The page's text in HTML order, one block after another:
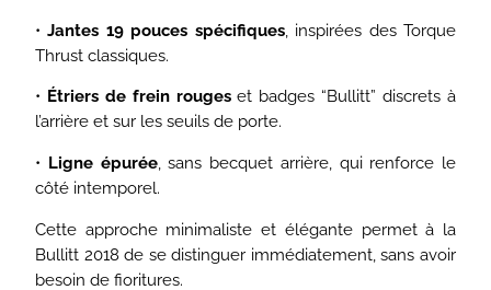
•Jantes 19 pouces spécifiques, inspirées des Torque
Thrust classiques.
• Étriers de frein rougeset badges “Bullitt” discrets à
l’arrière et sur les seuils de porte.
• Ligne épurée, sans becquet arrière, qui renforce le
côté intemporel.
Cette approche minimaliste et élégante permet à la
Bullitt 2018 de se distinguer immédiatement, sans avoir
besoin de fioritures.